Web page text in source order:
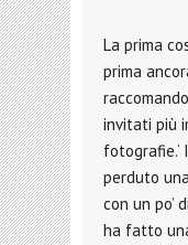
La prima
prima
invitati più
fotografie.‘
perduto
con un po’
ha fatto